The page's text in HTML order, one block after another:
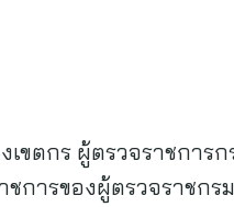
เขตกร ผู้ตรวจราชกา
การของผู้ตรวจราชก